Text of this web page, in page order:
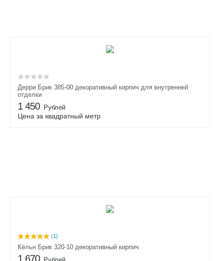
Дерри Брик 385-00 декоративный кирпич для внутренней
отделки
1 450 Рублей
Цена за квадратный метр
(1)
Кёльн Брик 320-10 декоративный кирпич
1 670